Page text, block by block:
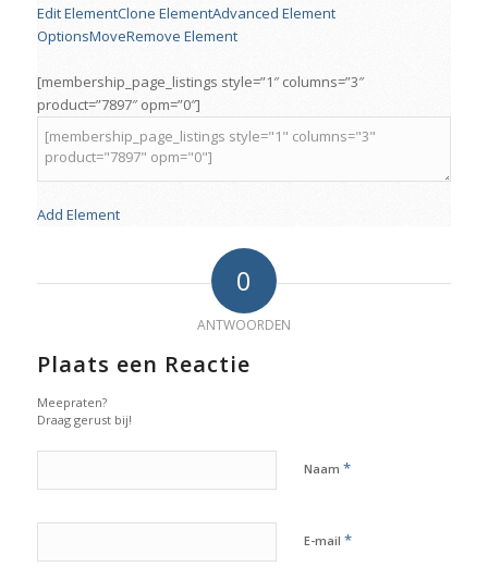
Edit ElementClone ElementAdvanced Element
OptionsMoveRemove Element
[membership_page_listings style=”1″ columns=”3″
product=”7897″ opm=”0″]
Add Element
0
ANTWOORDEN
Plaats een Reactie
Meepraten?
Draag gerust bij!
Naam *
E-mail *